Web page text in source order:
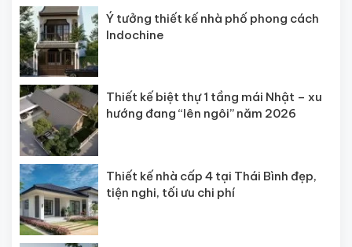
Ý tưởng thiết kế nhà phố phong cách
Indochine
Thiết kế biệt thự 1 tầng mái Nhật – xu
hướng đang “lên ngôi” năm 2026
Thiết kế nhà cấp 4 tại Thái Bình đẹp,
tiện nghi, tối ưu chi phí